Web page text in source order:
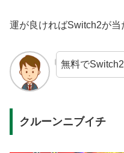
運が良ければSwitch2が当
無料で
クルーンニブイチ